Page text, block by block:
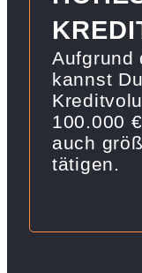
Aufgrund
kannst
100.000
auch
tätigen.